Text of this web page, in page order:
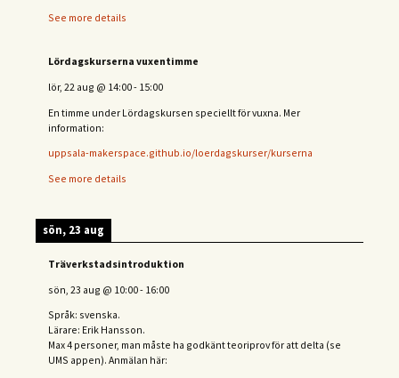
See more details
Lördagskurserna vuxentimme
lör, 22 aug @ 14:00- 15:00
En timme under Lördagskursen speciellt för vuxna. Mer
information:
uppsala-makerspace.github.io/loerdagskurser/kurserna
See more details
sön, 23 aug
Träverkstadsintroduktion
sön, 23 aug @ 10:00- 16:00
Språk: svenska.
Lärare: Erik Hansson.
Max 4 personer, man måste ha godkänt teoriprov för att delta (se
UMS appen). Anmälan här: